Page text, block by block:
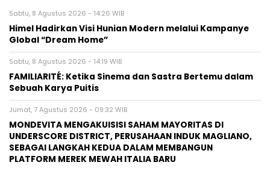
Sabtu, 8 Agustus 2026 - 14:26 WIB
Himel Hadirkan Visi Hunian Modern melalui Kampanye
Global “Dream Home”
Sabtu, 8 Agustus 2026 - 14:19 WIB
FAMILIARITÉ: Ketika Sinema dan Sastra Bertemu dalam
Sebuah Karya Puitis
Jumat, 7 Agustus 2026 - 09:32 WIB
MONDEVITA MENGAKUISISI SAHAM MAYORITAS DI
UNDERSCORE DISTRICT, PERUSAHAAN INDUK MAGLIANO,
SEBAGAI LANGKAH KEDUA DALAM MEMBANGUN
PLATFORM MEREK MEWAH ITALIA BARU